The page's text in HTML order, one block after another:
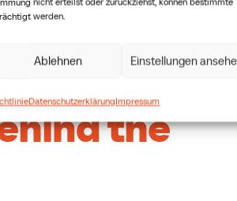
werden.
Ablehnen Einstellungen
DatenschutzerklärungImpressum
the